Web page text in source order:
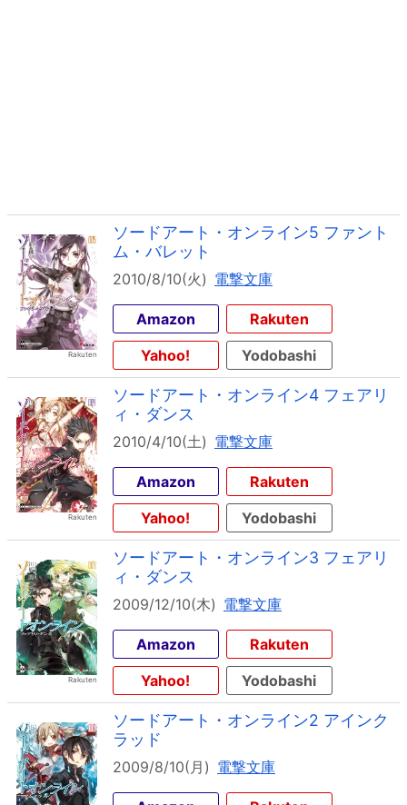
ソードアート・オンライン5 ファント
ム・バレット
2010/8/10(火) 電撃文庫
Amazon
Rakuten
Yahoo!
Yodobashi
ソードアート・オンライン4 フェアリ
ィ・ダンス
2010/4/10(土) 電撃文庫
Amazon
Rakuten
Yahoo!
Yodobashi
ソードアート・オンライン3 フェアリ
ィ・ダンス
2009/12/10(木) 電撃文庫
Amazon
Rakuten
Yahoo!
Yodobashi
ソードアート・オンライン2 アインク
ラッド
2009/8/10(月) 電撃文庫